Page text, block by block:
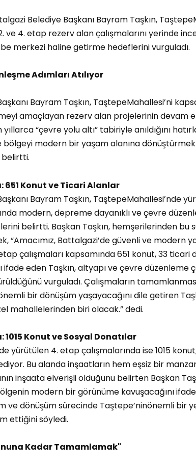
Belediye Başkanı Bayram Taşkın,
ve 4. etap rezerv alan çalışmalarını yerinde
merkezi haline getirme hedeflerini vurguladı.
Adımları Atılıyor
Bayram Taşkın, TaştepeMahallesi’ni
amaçlayan rezerv alan projelerinin devam
“çevre yolu altı” tabiriyle anıldığını
bölgeyi modern bir yaşam alanına
651 Konut ve Ticari Alanlar
Bayram Taşkın, TaştepeMahallesi’nde
modern, depreme dayanıklı ve çevre
belirtti. Başkan Taşkın, hemşerilerinden bu
“Amacımız, Battalgazi’de güvenli ve modern
çalışmaları kapsamında 651 konut, 33 ticari
ifade eden Taşkın, altyapı ve çevre düzenleme
vurguladı. Çalışmaların
bir dönüşüm yaşayacağını dile getiren
mahallelerinden biri olacak.” dedi.
1015 Konut ve Sosyal Donatılar
yürütülen 4. etap çalışmalarında ise 1015
ediyor. Bu alanda inşaatların hem eşsiz bir
inşaata elverişli olduğunu belirten Başkan
modern bir görünüme kavuşacağını
ve dönüşüm sürecinde Taştepe’ninönemli bir
ettiğini söyledi.
Kadar Tamamlamak"